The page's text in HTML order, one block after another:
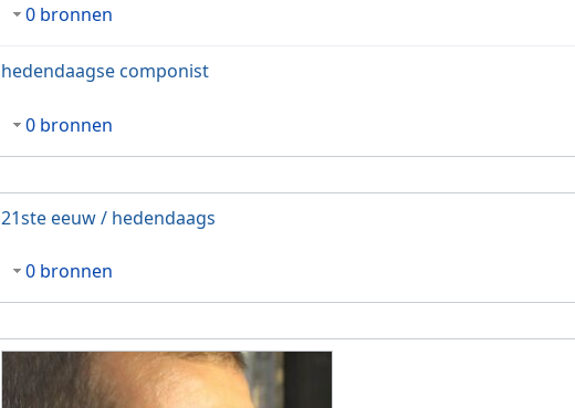
0 bronnen
hedendaagse componist
0 bronnen
21ste eeuw / hedendaags
0 bronnen